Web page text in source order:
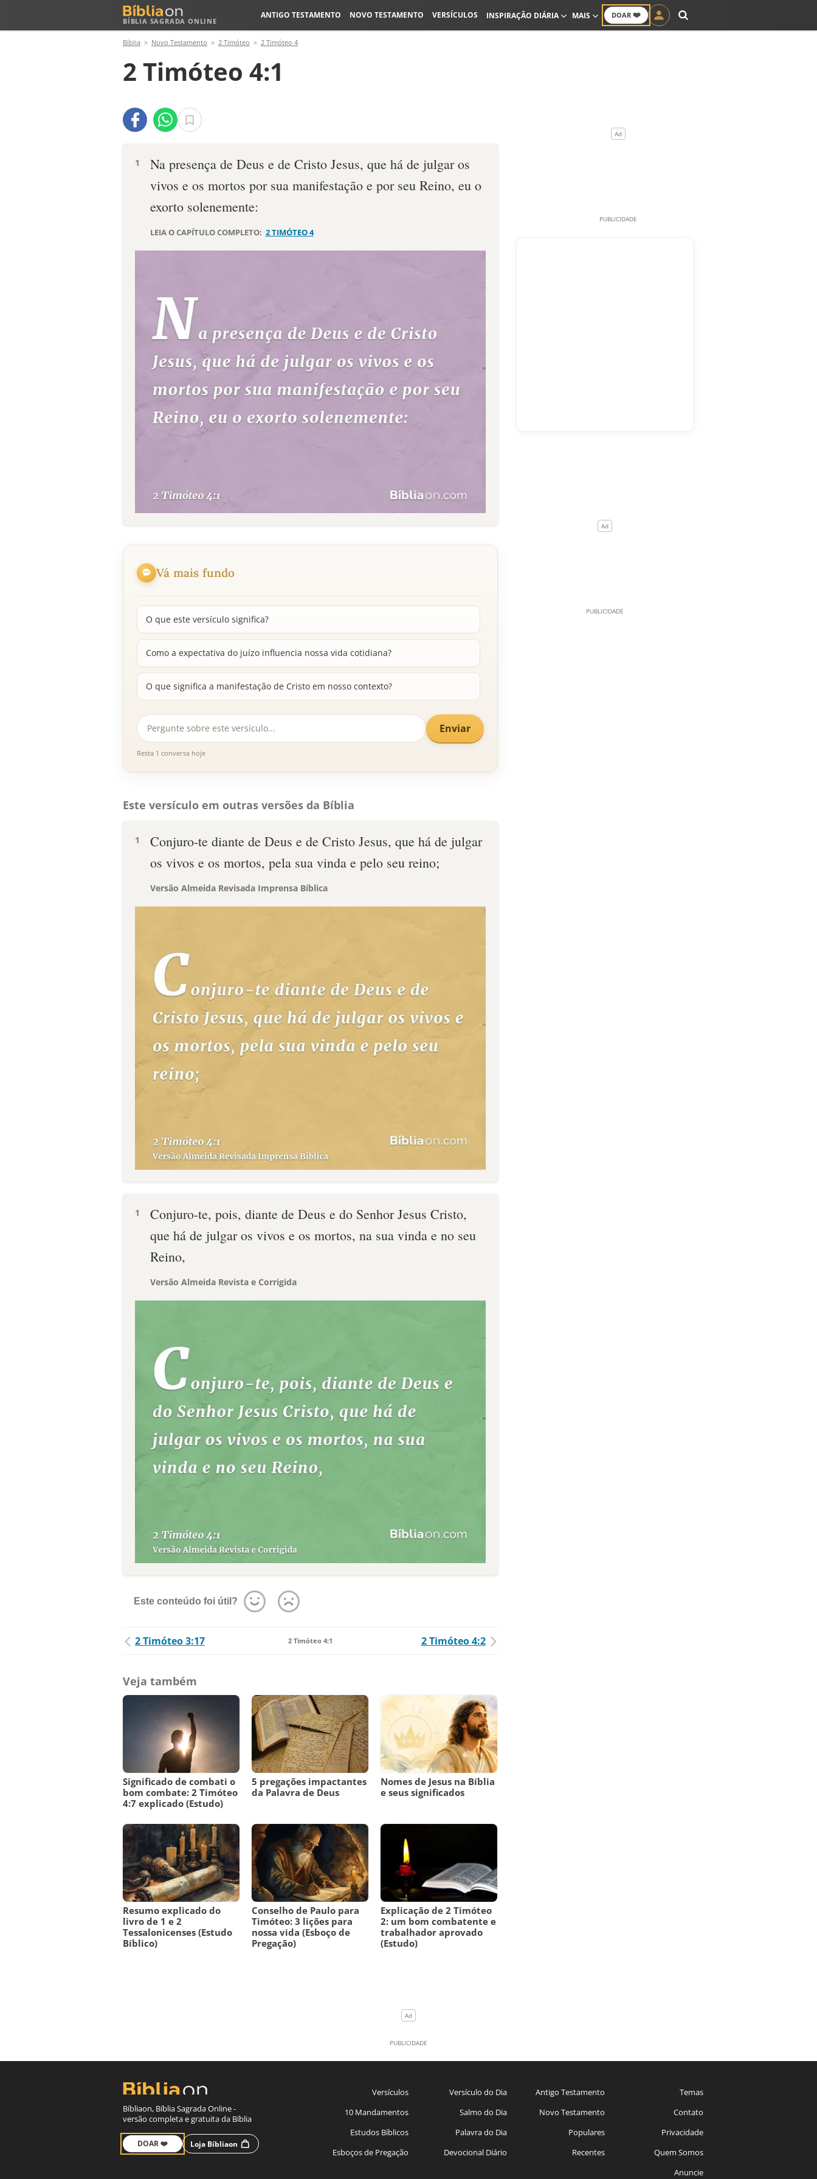
BÍBLIA SAGRADA ONLINE
DOAR ❤️
ANTIGO TESTAMENTO NOVO TESTAMENTO VERSÍCULOS INSPIRAÇÃO DIÁRIA MAIS
Bíblia Novo Testamento 2 Timóteo 2 Timóteo 4
2 Timóteo 4:1
1
Na presença de Deus e de Cristo Jesus, que há de julgar os
vivos e os mortos por sua manifestação e por seu Reino, eu o
exorto solenemente:
LEIA O CAPÍTULO COMPLETO: 2 TIMÓTEO 4
Vá mais fundo
O que este versículo significa?
Como a expectativa do juízo influencia nossa vida cotidiana?
O que significa a manifestação de Cristo em nosso contexto?
Enviar
Resta 1 conversa hoje
Este versículo em outras versões da Bíblia
1
Conjuro-te diante de Deus e de Cristo Jesus, que há de julgar
os vivos e os mortos, pela sua vinda e pelo seu reino;
Versão Almeida Revisada Imprensa Bíblica
1
Conjuro-te, pois, diante de Deus e do Senhor Jesus Cristo,
que há de julgar os vivos e os mortos, na sua vinda e no seu
Reino,
Versão Almeida Revista e Corrigida
Este conteúdo foi útil?
2 Timóteo 3:17 2 Timóteo 4:1 2 Timóteo 4:2
Veja também
Significado de combati o
bom combate: 2 Timóteo
4:7 explicado (Estudo)
5 pregações impactantes
da Palavra de Deus
Nomes de Jesus na Bíblia
e seus significados
Resumo explicado do
livro de 1 e 2
Tessalonicenses (Estudo
Bíblico)
Conselho de Paulo para
Timóteo: 3 lições para
nossa vida (Esboço de
Pregação)
Explicação de 2 Timóteo
2: um bom combatente e
trabalhador aprovado
(Estudo)
Bíbliaon, Bíblia Sagrada Online -
versão completa e gratuita da Bíblia
DOAR ❤️ Loja Bíbliaon
Versículos
10 Mandamentos
Estudos Bíblicos
Esboços de Pregação
Versículo do Dia
Salmo do Dia
Palavra do Dia
Devocional Diário
Antigo Testamento
Novo Testamento
Populares
Recentes
Temas
Contato
Privacidade
Quem Somos
Anuncie